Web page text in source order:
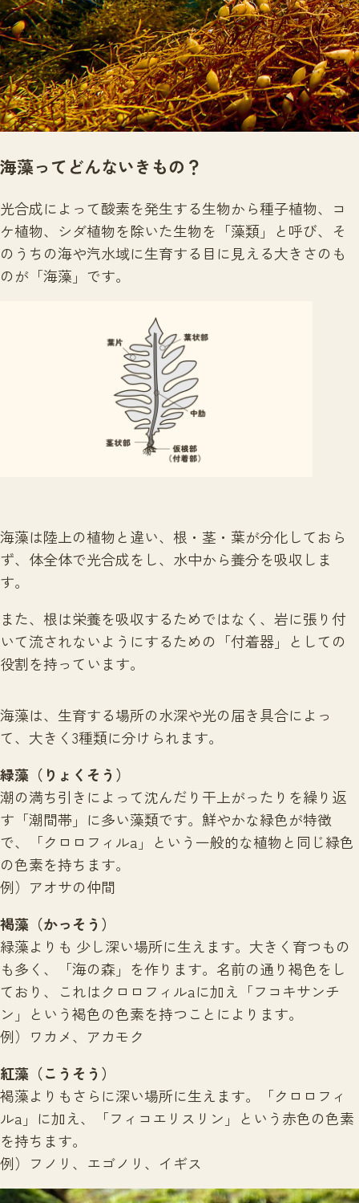
海藻ってどんないきもの？
光合成によって酸素を発生する生物から種子植物、コ
ケ植物、シダ植物を除いた生物を「藻類」と呼び、そ
のうちの海や汽水域に生育する目に見える大きさのも
のが「海藻」です。
海藻は陸上の植物と違い、根・茎・葉が分化しておら
ず、体全体で光合成をし、水中から養分を吸収しま
す。
また、根は栄養を吸収するためではなく、岩に張り付
いて流されないようにするための「付着器」としての
役割を持っています。
海藻は、生育する場所の水深や光の届き具合によっ
て、大きく3種類に分けられます。
緑藻（りょくそう）
潮の満ち引きによって沈んだり干上がったりを繰り返
す「潮間帯」に多い藻類です。鮮やかな緑色が特徴
で、「クロロフィルa」という一般的な植物と同じ緑色
の色素を持ちます。
例）アオサの仲間
褐藻（かっそう）
緑藻よりも 少し深い場所に生えます。大きく育つもの
も多く、「海の森」を作ります。名前の通り褐色をし
ており、これはクロロフィルaに加え「フコキサンチ
ン」という褐色の色素を持つことによります。
例）ワカメ、アカモク
紅藻（こうそう）
褐藻よりもさらに深い場所に生えます。「クロロフィ
ルa」に加え、「フィコエリスリン」という赤色の色素
を持ちます。
例）フノリ、エゴノリ、イギス